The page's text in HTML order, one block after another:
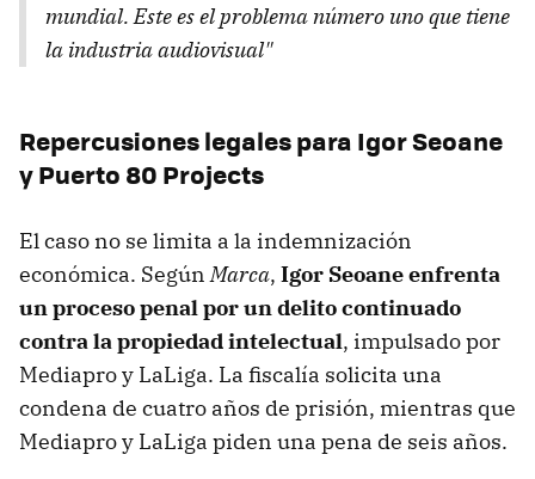
mundial. Este es el problema número uno que tiene
la industria audiovisual"
Repercusiones legales para Igor Seoane
y Puerto 80 Projects
El caso no se limita a la indemnización
económica. SegúnMarca, Igor Seoane enfrenta
un proceso penal por un delito continuado
contra la propiedad intelectual, impulsado por
Mediapro y LaLiga. La fiscalía solicita una
condena de cuatro años de prisión, mientras que
Mediapro y LaLiga piden una pena de seis años.